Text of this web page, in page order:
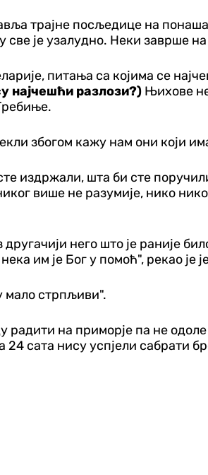
трајне посљедице на
је узалудно. Неки заврше
питања са којима се
најчешћи разлози?) Њихове
збогом кажу нам они који
издржали, шта би сте
више не разумије, нико
него што је раније
им је Бог у помоћ", рекао је
мало стрпљиви".
на приморје па не
сата нису успјели сабрати